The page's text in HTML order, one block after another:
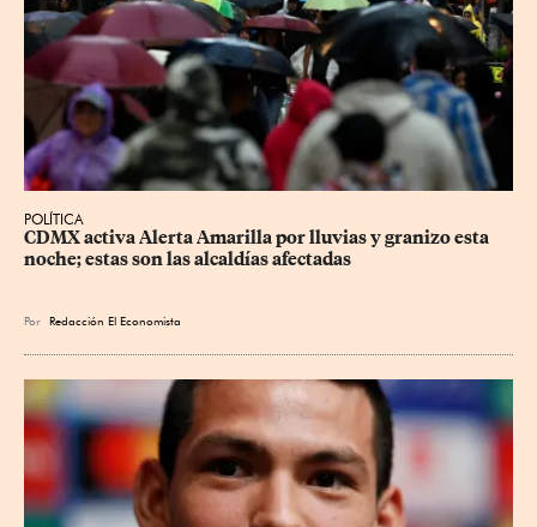
POLÍTICA
CDMX activa Alerta Amarilla por lluvias y granizo esta
noche; estas son las alcaldías afectadas
Por Redacción El Economista